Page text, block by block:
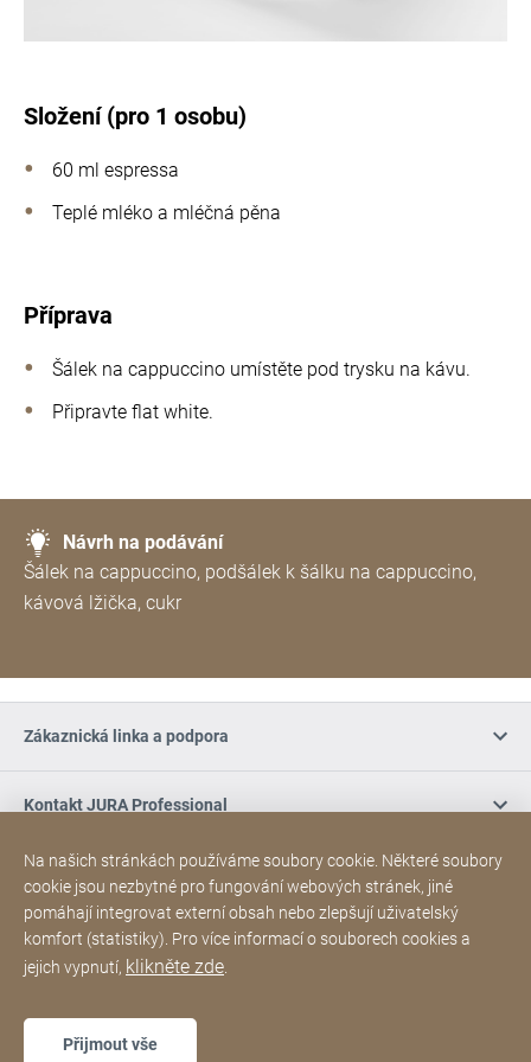
Složení (pro 1 osobu)
60 ml espressa
Teplé mléko a mléčná pěna
Příprava
Šálek na cappuccino umístěte pod trysku na kávu.
Připravte flat white.
Návrh na podávání
Šálek na cappuccino, podšálek k šálku na cappuccino,
kávová lžička, cukr
Zákaznická linka a podpora
Kontakt JURA Professional
Nákup online / Podmínky
Sociální média
Webová
stránka
[Website
Poděkování
Na našich stránkách používáme soubory cookie. Některé soubory
cookie jsou nezbytné pro fungování webových stránek, jiné
pomáhají integrovat externí obsah nebo zlepšují uživatelský
komfort (statistiky). Pro více informací o souborech cookies a
jejich vypnutí, klikněte zde
Přijmout vše